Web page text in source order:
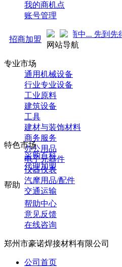
我的商机点
账号管理
招商加盟
来袭！火热招商中... 先到先得 ！
网站导航
专业市场
通用机械设备
行业专业设备
工业原料
建筑设备
工具
建材与装饰材料
商务服务
办公用品
电子元器件
仪器仪表
汽摩用品/配件
交通运输
特色市场
采购百科
代理加盟
帮助
帮助中心
意见反馈
在线咨询
郑州市豪诺焊接材料有限公司
公司首页